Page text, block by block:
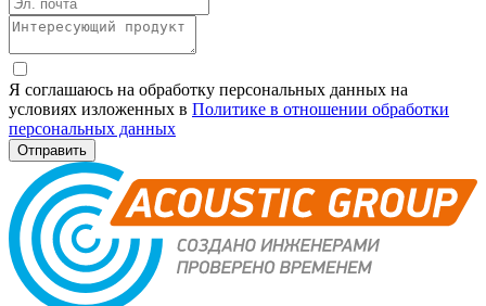
Я соглашаюсь на обработку персональных данных на
условиях изложенных в Политике в отношении обработки
персональных данных